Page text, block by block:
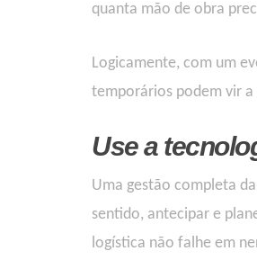
quanta mão de obra
Logicamente, com um
temporários podem vir a
Use a
Uma gestão completa
sentido, antecipar e
logística não falhe em